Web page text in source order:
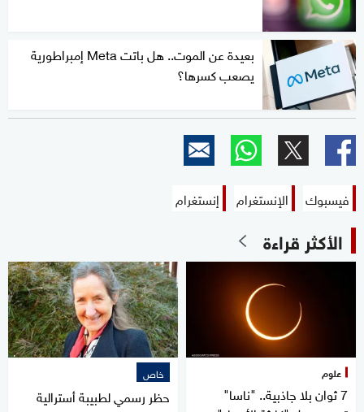
بعيدة عن الموت.. هل باتت Meta إمبراطورية
يصعب كسرها؟
فيسبوك الإنستغرام إنستغرام
الأكثر قراءة
علوم
7 ثوان بلا جاذبية.. "ناسا"
خاص
حظر رسمي لطبيبة أسترالية